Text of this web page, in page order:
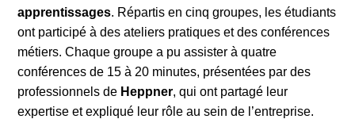
apprentissages. Répartis en cinq groupes, les étudiants
ont participé à des ateliers pratiques et des conférences
métiers. Chaque groupe a pu assister à quatre
conférences de 15 à 20 minutes, présentées par des
professionnels de Heppner, qui ont partagé leur
expertise et expliqué leur rôle au sein de l’entreprise.